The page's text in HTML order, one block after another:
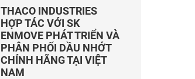
THACO INDUSTRIES
HỢP TÁC VỚI SK
ENMOVE PHÁT TRIỂN VÀ
PHÂN PHỐI DẦU NHỚT
CHÍNH HÃNG TẠI VIỆT
NAM